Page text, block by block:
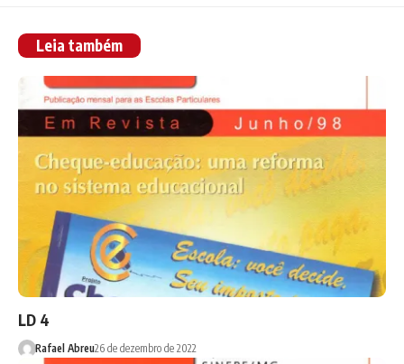
Leia também
LD 4
Rafael Abreu26 de dezembro de 2022